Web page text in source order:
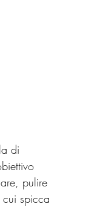
di
pulire
spicca